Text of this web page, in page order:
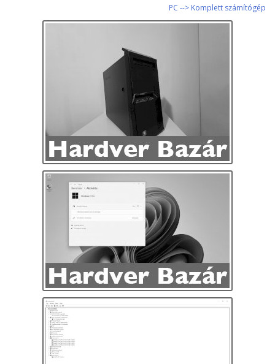
PC --> Komplett számítógép